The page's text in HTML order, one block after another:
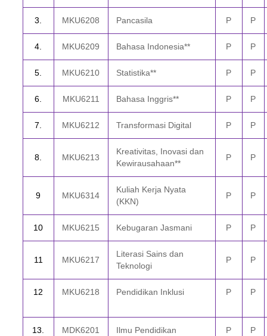
3. MKU6208 Pancasila P P
4. MKU6209 Bahasa Indonesia** P P
5. MKU6210 Statistika** P P
6. MKU6211 Bahasa Inggris** P P
7. MKU6212 Transformasi Digital P P
8. MKU6213
Kreativitas, Inovasi dan
Kewirausahaan**
P P
9 MKU6314
Kuliah Kerja Nyata
(KKN)
P P
10 MKU6215 Kebugaran Jasmani P P
11 MKU6217
Literasi Sains dan
Teknologi
P P
12 MKU6218 Pendidikan Inklusi P P
13. MDK6201 Ilmu Pendidikan P P